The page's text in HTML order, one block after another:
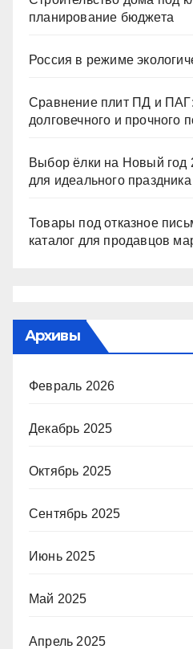
планирование бюджета
Россия в режиме
Сравнение плит ПД и
долговечного и прочного
Выбор ёлки на Новый год
для идеального праздника
Товары под отказное
каталог для продавцов
Архивы
Февраль 2026
Декабрь 2025
Октябрь 2025
Сентябрь 2025
Июнь 2025
Май 2025
Апрель 2025